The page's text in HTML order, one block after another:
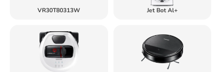
VR30T80313W Jet Bot Al+